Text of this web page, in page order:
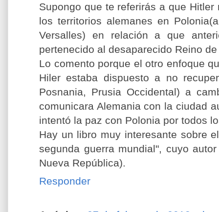
Supongo que te referirás a que
los territorios alemanes en
Versalles) en relación a que
pertenecido al desaparecido Reino
Lo comento porque el otro enfoque
Hiler estaba dispuesto a no
Posnania, Prusia Occidental) a
comunicara Alemania con la ciudad
intentó la paz con Polonia por todos
Hay un libro muy interesante sobre
segunda guerra mundial", cuyo
Nueva República).
Responder